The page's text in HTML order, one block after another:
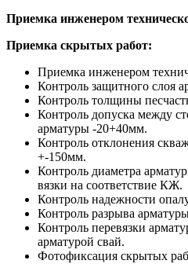
Приемка инженером
Приемка скрытых работ:
Приемка инженером
Контроль защитного слоя
Контроль толщины
Контроль допуска между
арматуры -20+40мм.
Контроль отклонения
+-150мм.
Контроль диаметра
вязки на соответствие КЖ.
Контроль надежности
Контроль разрыва
Контроль перевязки
арматурой свай.
Фотофиксация скрытых